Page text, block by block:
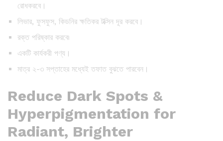
রোধকরবে।
লিভার, ফুসফুস, কিডনির ক্ষতিকর টক্সিন দূর করবে।
রক্ত পরিষ্কার করবে৷
একটি কার্যকরী পণ্য।
মাত্র ২-৩ সপ্তাহের মধ্যেই তফাত বুঝতে পারবেন।
Reduce Dark Spots &
Hyperpigmentation for
Radiant, Brighter